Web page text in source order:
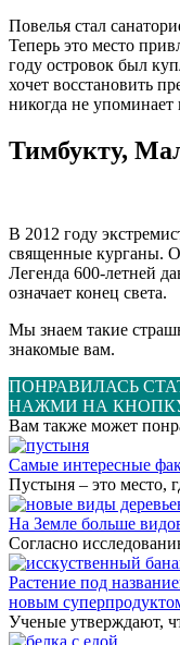
Повелья стал
Теперь это место
году островок был
хочет восстановить
никогда не упоминает
Тимбукту,
В 2012 году
священные курганы.
Легенда 600-летней
означает конец света.
Мы знаем такие
знакомые вам.
ПОНРАВИЛАСЬ
НАЖМИ НА
Вам также может
Самые интересные
Пустыня – это место,
На Земле больше
Согласно
Растение под
новым
Ученые утверждают,